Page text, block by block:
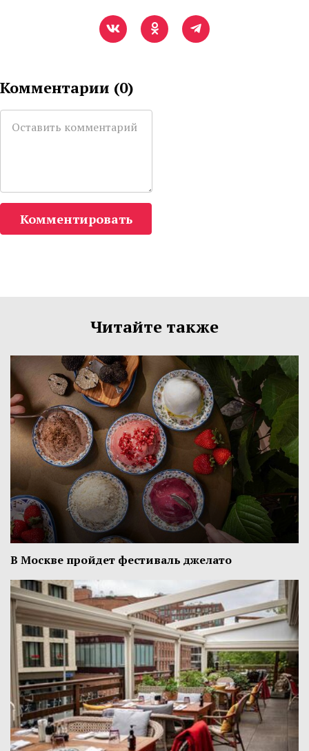
Комментарии (0)
Комментировать
Читайте также
В Москве пройдет фестиваль джелато